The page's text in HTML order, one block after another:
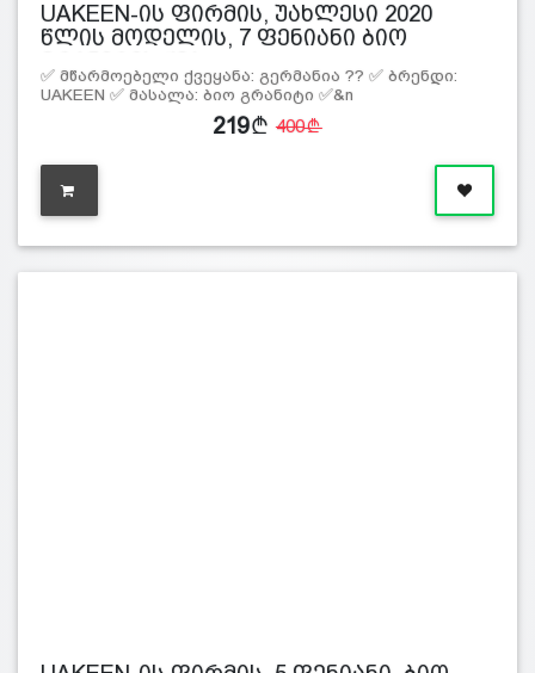
UAKEEN-ის ფირმის, უახლესი 2020
წლის მოდელის, 7 ფენიანი ბიო
✅ მწარმოებელი ქვეყანა: გერმანია ?? ✅ ბრენდი:
UAKEEN ✅ მასალა: ბიო გრანიტი ✅&n
219 400